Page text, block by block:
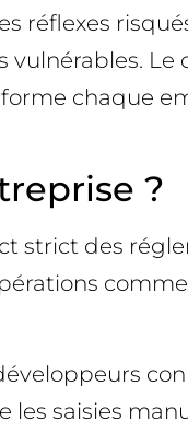
réflexes
vulnérables.
chaque
?
strict des
saisies